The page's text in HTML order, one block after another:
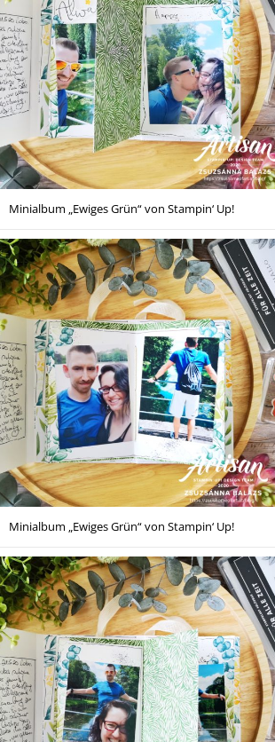
Minialbum „Ewiges Grün“ von Stampin‘ Up!
Minialbum „Ewiges Grün“ von Stampin‘ Up!